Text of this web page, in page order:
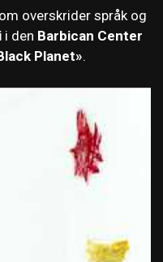
overskrider språk og
i den Barbican Center
Planet».